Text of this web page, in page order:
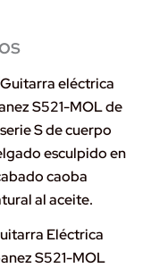
Eléctrica
S521-MOL